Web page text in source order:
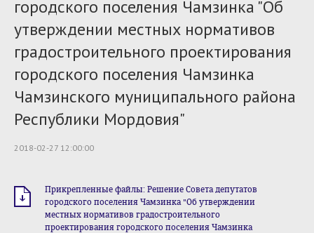
городского поселения Чамзинка "Об
утверждении местных нормативов
градостроительного проектирования
городского поселения Чамзинка
Чамзинского муниципального района
Республики Мордовия"
2018-02-27 12:00:00
Прикрепленные файлы: Решение Совета депутатов
городского поселения Чамзинка "Об утверждении
местных нормативов градостроительного
проектирования городского поселения Чамзинка